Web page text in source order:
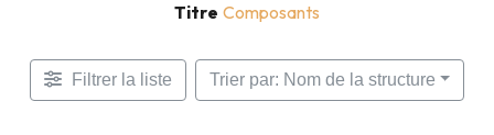
Titre Composants
Filtrer la liste Trier par: Nom de la structure